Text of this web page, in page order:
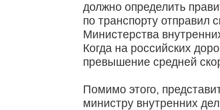
должно определить
по транспорту отправил
Министерства
Когда на российских
превышение средней
Помимо этого,
министру внутренних